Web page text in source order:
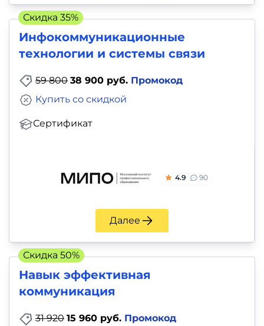
Инфокоммуникационные
технологии и системы связи
59 800 38 900 руб. Промокод
Сертификат
Купить со скидкой
4.9 90
Далее
Скидка 35%
Навык эффективная
коммуникация
31 920 15 960 руб. Промокод
Скидка 50%